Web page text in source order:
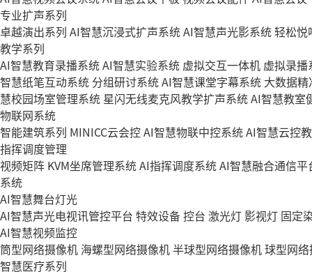
专业扩声系列
卓越演出系列 AI智慧沉浸式扩声系统AI智慧声光影系统轻松悦
教学系列
AI智慧教育录播系统AI智慧实验系统 虚拟交互一体机 虚拟录播
智慧纸笔互动系统 分组研讨系统AI智慧课堂字幕系统 大数据
慧校园场室管理系统 星闪无线麦克风教学扩声系统AI智慧教室
物联网系统
智能建筑系列 MINICC云会控AI智慧物联中控系统AI智慧云控
指挥调度管理
视频矩阵 KVM坐席管理系统AI指挥调度系统AI智慧融合通信平
系统
AI智慧舞台灯光
AI智慧声光电视讯管控平台 特效设备控台 激光灯 影视灯 固定
AI智慧视频监控
筒型网络摄像机 海螺型网络摄像机半球型网络摄像机球型网
智慧医疗系列